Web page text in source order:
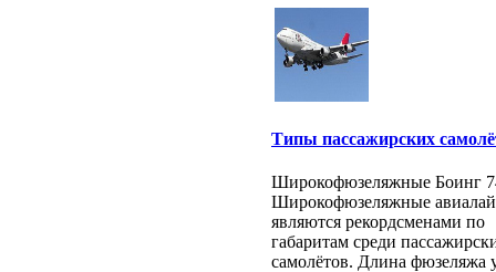
Типы пассажирских
Широкофюзеляжные Боинг
Широкофюзеляжные
являются рекордсменами по
габаритам среди
самолётов. Длина фюзеляжа